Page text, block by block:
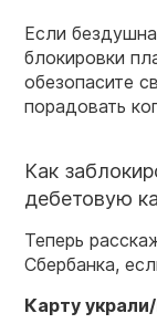
Если
блокировки
обезопасите
порадовать
Как
дебетовую
Теперь
Сбербанка,
Карту